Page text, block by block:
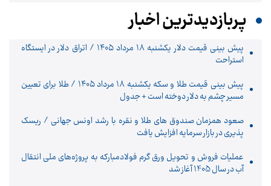
پربازدیدترین اخبار
پیش ‌بینی قیمت دلار یکشنبه ۱۸ مرداد ۱۴۰۵ / اتراق دلار در ایستگاه
استراحت
پیش‌ بینی قیمت طلا و سکه یکشنبه ۱۸ مرداد ۱۴۰۵ / طلا برای تعیین
مسیر چشم به دلار دوخته است + جدول
صعود همزمان صندوق های طلا و نقره با رشد اونس جهانی / ریسک
پذیری در بازار سرمایه افزایش یافت
عملیات فروش و تحویل ورق گرم فولادمبارکه به پروژه‌های ملی انتقال
آب در سال 1405 آغاز شد